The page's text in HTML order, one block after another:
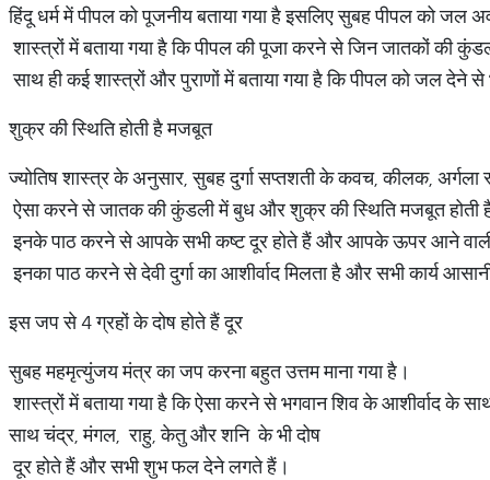
हिंदू धर्म में पीपल को पूजनीय बताया गया है इसलिए सुबह पीपल को जल
शास्त्रों में बताया गया है कि पीपल की पूजा करने से जिन जातकों की
साथ ही कई शास्त्रों और पुराणों में बताया गया है कि पीपल को जल देने से
शुक्र की स्थिति होती है मजबूत
ज्योतिष शास्त्र के अनुसार, सुबह दुर्गा सप्तशती के कवच, कीलक, अर्गला
ऐसा करने से जातक की कुंडली में बुध और शुक्र की स्थिति मजबूत
इनके पाठ करने से आपके सभी कष्ट दूर होते हैं और आपके ऊपर आने वाली
इनका पाठ करने से देवी दुर्गा का आशीर्वाद मिलता है और सभी कार्य
इस जप से 4 ग्रहों के दोष होते हैं दूर
सुबह महमृत्युंजय मंत्र का जप करना बहुत उत्तम माना गया है।
शास्त्रों में बताया गया है कि ऐसा करने से भगवान शिव के आशीर्वाद के
साथ चंद्र, मंगल, राहु, केतु और शनि के भी दोष
दूर होते हैं और सभी शुभ फल देने लगते हैं।